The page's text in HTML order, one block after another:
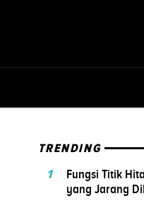
TRENDING
1
Fungsi Titik
yang Jarang